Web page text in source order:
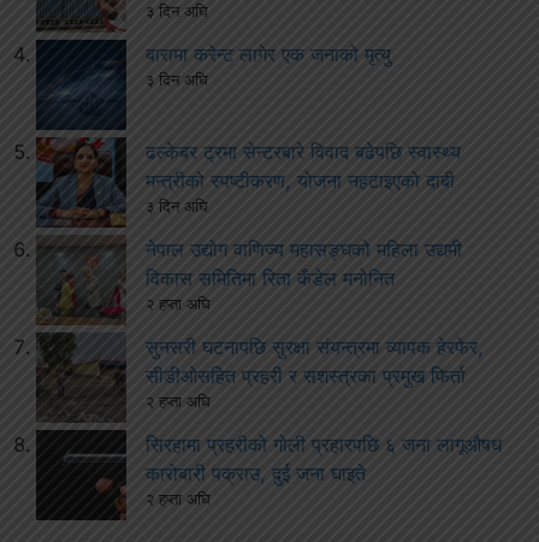
३ दिन अघि
बारामा करेन्ट लागेर एक जनाको मृत्यु
३ दिन अघि
ढल्केबर ट्रमा सेन्टरबारे विवाद बढेपछि स्वास्थ्य
मन्त्रीको स्पष्टीकरण, योजना नहटाइएको दाबी
३ दिन अघि
नेपाल उद्योग वाणिज्य महासङ्घको महिला उद्यमी
विकास समितिमा रिता कँडेल मनोनित
२ हप्ता अघि
सुनसरी घटनापछि सुरक्षा संयन्त्रमा व्यापक हेरफेर,
सीडीओसहित प्रहरी र सशस्त्रका प्रमुख फिर्ता
२ हप्ता अघि
सिरहामा प्रहरीको गोली प्रहारपछि ६ जना लागूऔषध
कारोबारी पक्राउ, दुई जना घाइते
२ हप्ता अघि